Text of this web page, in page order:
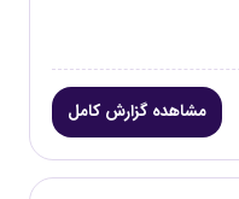
مشاهده گزارش کامل